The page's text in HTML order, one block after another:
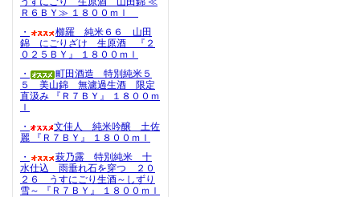
Ｒ６ＢＹ≫ １８００ｍｌ
・
櫛羅 純米６６ 山田
錦 にごりざけ 生原酒 『２
０２５ＢＹ』 １８００ｍｌ
・
町田酒造 特別純米５
５ 美山錦 無濾過生酒 限定
直汲み 『Ｒ７ＢＹ』 １８００ｍ
ｌ
・
文佳人 純米吟醸 土佐
麗 『Ｒ７ＢＹ』 １８００ｍｌ
・
萩乃露 特別純米 十
水仕込 雨垂れ石を穿つ ２０
２６ うすにごり生酒～しずり
雪～ 『Ｒ７ＢＹ』 １８００ｍｌ